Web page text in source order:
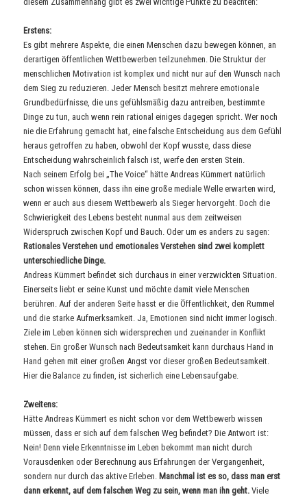
Erstens:
Es gibt mehrere Aspekte, die einen Menschen dazu bewegen können, an
derartigen öffentlichen Wettbewerben teilzunehmen. Die Struktur der
menschlichen Motivation ist komplex und nicht nur auf den Wunsch nach
dem Sieg zu reduzieren. Jeder Mensch besitzt mehrere emotionale
Grundbedürfnisse, die uns gefühlsmäßig dazu antreiben, bestimmte
Dinge zu tun, auch wenn rein rational einiges dagegen spricht. Wer noch
nie die Erfahrung gemacht hat, eine falsche Entscheidung aus dem Gefühl
heraus getroffen zu haben, obwohl der Kopf wusste, dass diese
Entscheidung wahrscheinlich falsch ist, werfe den ersten Stein.
Nach seinem Erfolg bei „The Voice“ hätte Andreas Kümmert natürlich
schon wissen können, dass ihn eine große mediale Welle erwarten wird,
wenn er auch aus diesem Wettbewerb als Sieger hervorgeht. Doch die
Schwierigkeit des Lebens besteht nunmal aus dem zeitweisen
Widerspruch zwischen Kopf und Bauch. Oder um es anders zu sagen:
Rationales Verstehen und emotionales Verstehen sind zwei komplett
unterschiedliche Dinge.
Andreas Kümmert befindet sich durchaus in einer verzwickten Situation.
Einerseits liebt er seine Kunst und möchte damit viele Menschen
berühren. Auf der anderen Seite hasst er die Öffentlichkeit, den Rummel
und die starke Aufmerksamkeit. Ja, Emotionen sind nicht immer logisch.
Ziele im Leben können sich widersprechen und zueinander in Konflikt
stehen. Ein großer Wunsch nach Bedeutsamkeit kann durchaus Hand in
Hand gehen mit einer großen Angst vor dieser großen Bedeutsamkeit.
Hier die Balance zu finden, ist sicherlich eine Lebensaufgabe.
Zweitens:
Hätte Andreas Kümmert es nicht schon vor dem Wettbewerb wissen
müssen, dass er sich auf dem falschen Weg befindet? Die Antwort ist:
Nein! Denn viele Erkenntnisse im Leben bekommt man nicht durch
Vorausdenken oder Berechnung aus Erfahrungen der Vergangenheit,
sondern nur durch das aktive Erleben. Manchmal ist es so, dass man erst
dann erkennt, auf dem falschen Weg zu sein, wenn man ihn geht. Viele